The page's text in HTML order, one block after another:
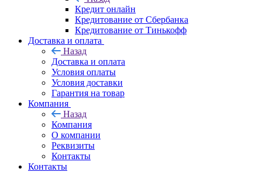
Кредит онлайн
Кредитование от Сбербанка
Кредитование от Тинькофф
Доставка и оплата
Назад
Доставка и оплата
Условия оплаты
Условия доставки
Гарантия на товар
Компания
Назад
Компания
О компании
Реквизиты
Контакты
Контакты